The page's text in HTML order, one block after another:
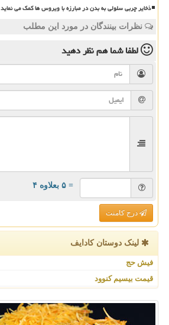
ذخایر چربی سلولی به بدن در مبارزه با ویروس ها کمک می نماید
نظرات بینندگان در مورد این مطلب
لطفا شما همنظر دهید
= ۵ بعلاوه ۴
درج کامنت
لینک دوستان كادایف
فیش حج
قیمت بیسیم کنوود